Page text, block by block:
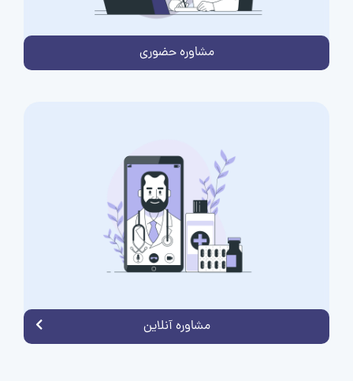
مشاوره حضوری
مشاوره آنلاین